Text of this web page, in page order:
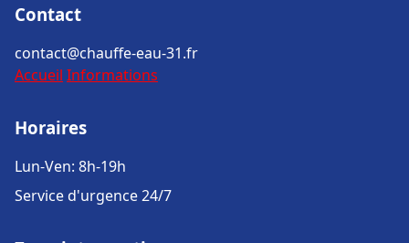
Contact
contact@chauffe-eau-31.fr
Accueil Informations
Horaires
Lun-Ven: 8h-19h
Service d'urgence 24/7